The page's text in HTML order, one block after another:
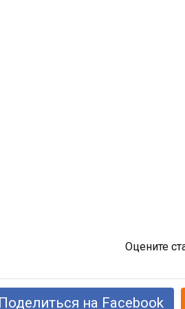
Оцените
Поделиться на Facebook